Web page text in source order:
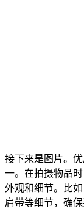
接下来是图片。
一。在拍摄物品
外观和细节。比
肩带等细节，确